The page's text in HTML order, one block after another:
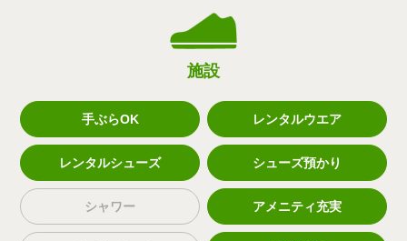
施設
手ぶらOK レンタルウエア
レンタルシューズ シューズ預かり
シャワー アメニティ充実